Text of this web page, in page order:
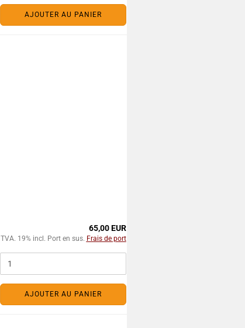
AJOUTER AU PANIER
65,00 EUR
TVA. 19% incl. Port en sus. Frais de port
AJOUTER AU PANIER